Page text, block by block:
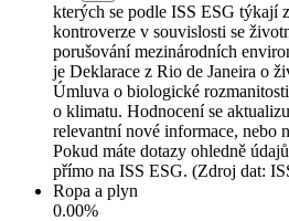
kterých se podle ISS ESG týkají
kontroverze v souvislosti se
porušování mezinárodních
je Deklarace z Rio de Janeira o
Úmluva o biologické
o klimatu. Hodnocení se
relevantní nové informace, nebo
Pokud máte dotazy ohledně
přímo na ISS ESG. (Zdroj dat:
Ropa a plyn
0.00%